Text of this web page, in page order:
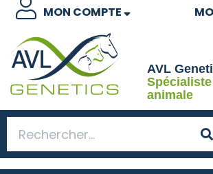
AVL
animale
MON COMPTE